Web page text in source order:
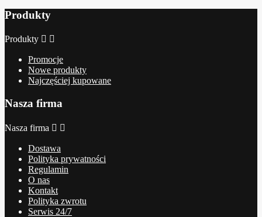
Produkty
Produkty  
Promocje
Nowe produkty
Najczęściej kupowane
Nasza firma
Nasza firma  
Dostawa
Polityka prywatności
Regulamin
O nas
Kontakt
Polityka zwrotu
Serwis 24/7